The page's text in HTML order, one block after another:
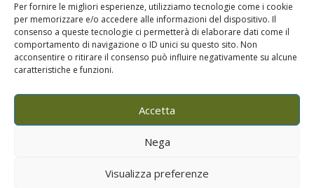
Per fornire le migliori esperienze, utilizziamo tecnologie come i cookie
per memorizzare e/o accedere alle informazioni del dispositivo. Il
consenso a queste tecnologie ci permetterà di elaborare dati come il
comportamento di navigazione o ID unici su questo sito. Non
acconsentire o ritirare il consenso può influire negativamente su alcune
caratteristiche e funzioni.
Accetta
Nega
Visualizza preferenze
Tel:+39.0921.674504
Cell:+39.393.9836604
Cell:+39.393.9738081